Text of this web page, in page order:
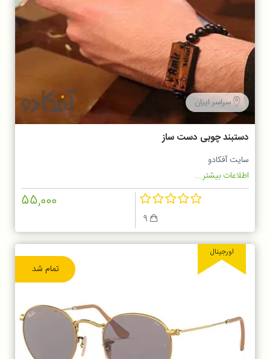
سراسر ایران
دستبند چوبی دست ساز
سایت آفکادو
اطلاعات بیشتر...
9
55,000
تمام شد
اورجینال